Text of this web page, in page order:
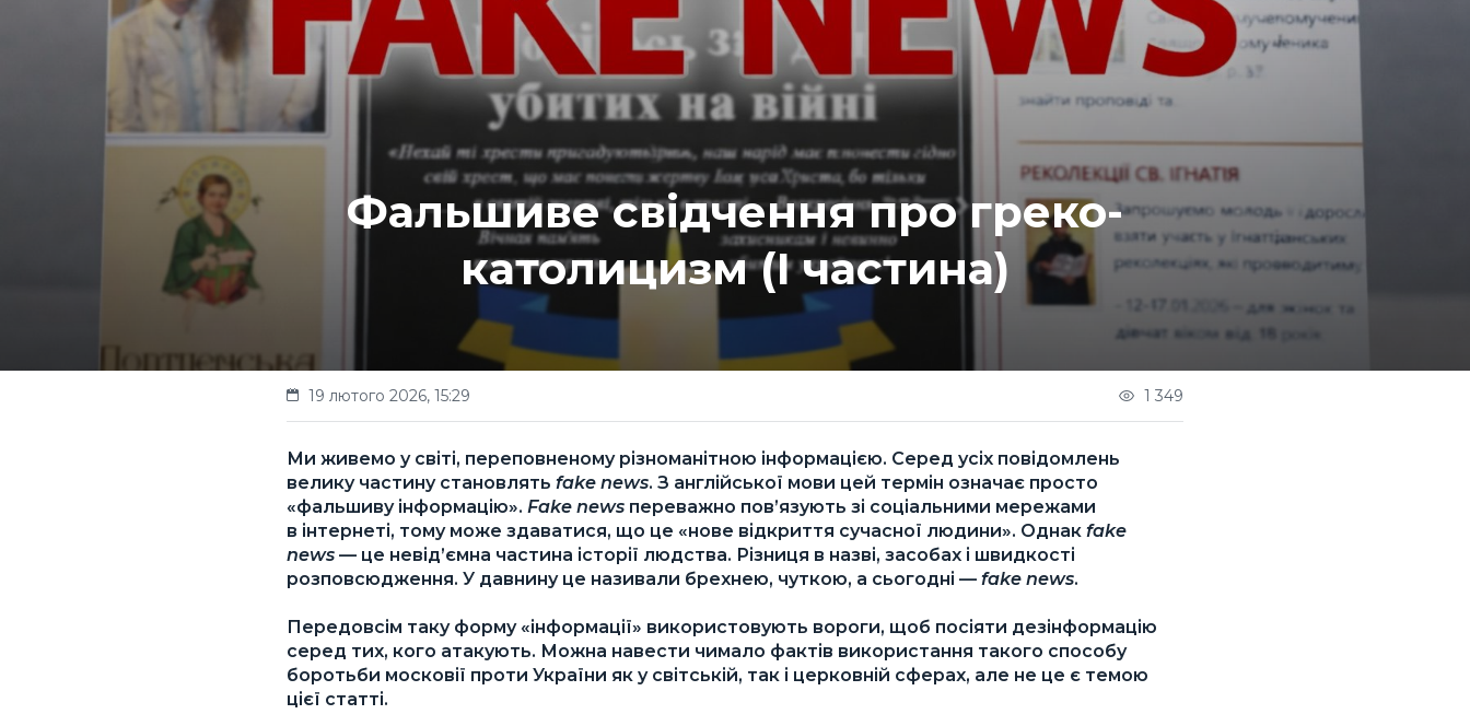
Фальшиве свідчення про греко-
католицизм (І частина)
19 лютого 2026, 15:29 1 349
Ми живемо у світі, переповненому різноманітною інформацією. Серед усіх повідомлень
велику частину становлять fake news. З англійської мови цей термін означає просто
«фальшиву інформацію». Fake news переважно пов’язують зі соціальними мережами
в інтернеті, тому може здаватися, що це «нове відкриття сучасної людини». Однак fake
news — це невід’ємна частина історії людства. Різниця в назві, засобах і швидкості
розповсюдження. У давнину це називали брехнею, чуткою, а сьогодні — fake news.
Передовсім таку форму «інформації» використовують вороги, щоб посіяти дезінформацію
серед тих, кого атакують. Можна навести чимало фактів використання такого способу
боротьби московії проти України як у світській, так і церковній сферах, але не це є темою
цієї статті.